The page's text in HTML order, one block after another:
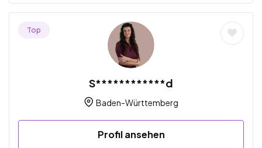
Top
S************d
Baden-Württemberg
Profil ansehen